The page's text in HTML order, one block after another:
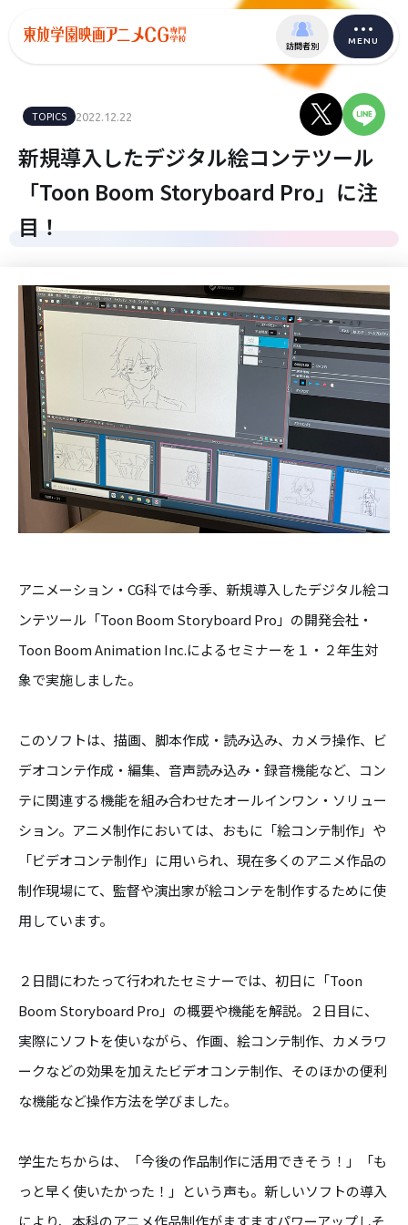
訪問者別 MENU
TOPICS 2022.12.22
新規導入したデジタル絵コンテツール
「Toon Boom Storyboard Pro」に注
目！
アニメーション・CG科では今季、新規導入したデジタル絵コ
ンテツール「Toon Boom Storyboard Pro」の開発会社・
Toon Boom Animation Inc.によるセミナーを１・２年生対
象で実施しました。
このソフトは、描画、脚本作成・読み込み、カメラ操作、ビ
デオコンテ作成・編集、音声読み込み・録音機能など、コン
テに関連する機能を組み合わせたオールインワン・ソリュー
ション。アニメ制作においては、おもに「絵コンテ制作」や
「ビデオコンテ制作」に用いられ、現在多くのアニメ作品の
制作現場にて、監督や演出家が絵コンテを制作するために使
用しています。
２日間にわたって行われたセミナーでは、初日に「Toon
Boom Storyboard Pro」の概要や機能を解説。２日目に、
実際にソフトを使いながら、作画、絵コンテ制作、カメラワ
ークなどの効果を加えたビデオコンテ制作、そのほかの便利
な機能など操作方法を学びました。
学生たちからは、「今後の作品制作に活用できそう！」「も
っと早く使いたかった！」という声も。新しいソフトの導入